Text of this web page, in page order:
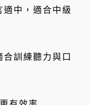
中，適合中級
訓練聽力與口